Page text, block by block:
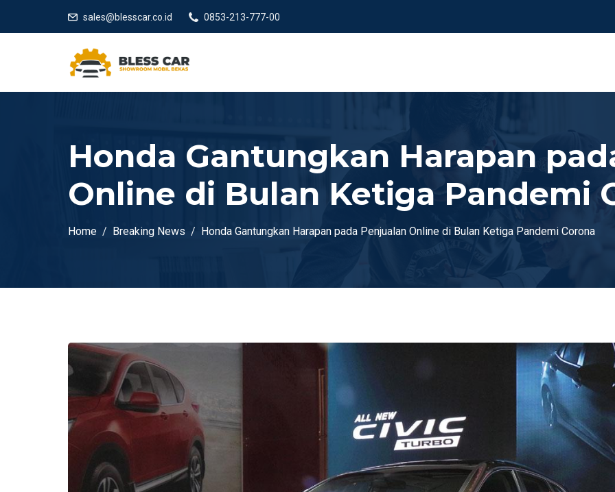
sales@blesscar.co.id 0853-213-777-00
Honda Gantungkan Harapan
Online di Bulan Ketiga Pandemi
Home Breaking News Honda Gantungkan Harapan pada Penjualan Online di Bulan Ketiga Pandemi Corona